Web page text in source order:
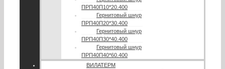
ПРП40П10*20.400
Гернитовый шнур
ПРП40П20*30.400
Гернитовый шнур
ПРП40П30*40.400
Гернитовый шнур
ПРП40П40*60.400
ВИЛАТЕРМ